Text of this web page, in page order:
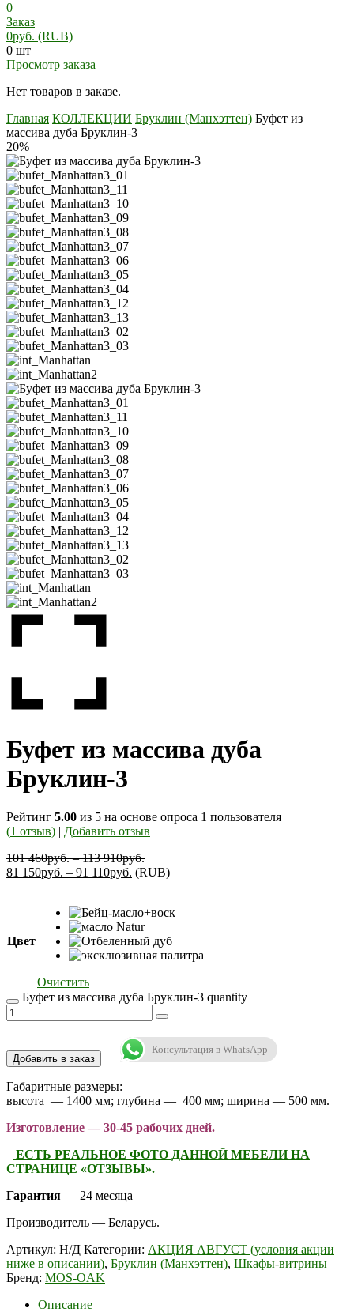
0
Заказ
0руб. (RUB)
0 шт
Просмотр заказа
Нет товаров в заказе.
Главная КОЛЛЕКЦИИ Бруклин (Манхэттен) Буфет из
массива дуба Бруклин-3
20%
Буфет из массива дуба
Бруклин-3
Рейтинг 5.00 из 5 на основе опроса 1 пользователя
(1 отзыв) | Добавить отзыв
101 460руб.–113 910руб.
81 150руб. – 91 110руб. (RUB)
Цвет
Очистить
Буфет из массива дуба Бруклин-3 quantity
Добавить в заказ
Консультация в WhatsApp
Габаритные размеры:
высота — 1400 мм; глубина — 400 мм; ширина — 500 мм.
Изготовление — 30-45 рабочих дней.
ЕСТЬ РЕАЛЬНОЕ ФОТО ДАННОЙ МЕБЕЛИ НА
СТРАНИЦЕ «ОТЗЫВЫ».
Гарантия — 24 месяца
Производитель — Беларусь.
Артикул: Н/Д Категории: АКЦИЯ АВГУСТ (условия акции
ниже в описании), Бруклин (Манхэттен), Шкафы-витрины
Бренд: MOS-OAK
Описание